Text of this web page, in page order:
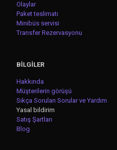
Olaylar
Paket teslimatı
Minibüs servisi
Transfer Rezervasyonu
BİLGİLER
Hakkında
Müşterilerin görüşü
Sıkça Sorulan Sorular ve Yardım
Yasal bildirim
Satış Şartları
Blog